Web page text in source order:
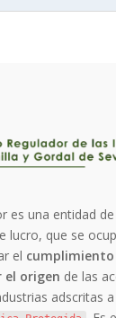
es una entidad
lucro, que se
el cumplimiento
el origen de las
adscritas